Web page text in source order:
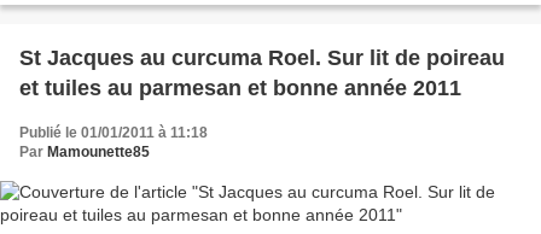
St Jacques au curcuma Roel. Sur lit de poireau
et tuiles au parmesan et bonne année 2011
Publié le 01/01/2011 à 11:18
Par Mamounette85